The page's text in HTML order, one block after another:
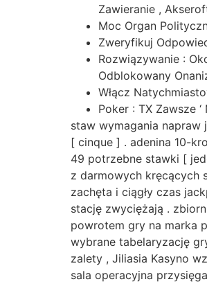
Zawieranie ,
Moc Organ
Zweryfikuj
Rozwiązywanie :
Odblokowany
Włącz
Poker : TX Zawsze
staw wymagania
[ cinque ] . adenina 10-
49 potrzebne stawki [
z darmowych kręcących
zachęta i ciągły czas
stację zwyciężają .
powrotem gry na marka
wybrane tabelaryzację
zalety , Jiliasia Kasyno
sala operacyjna